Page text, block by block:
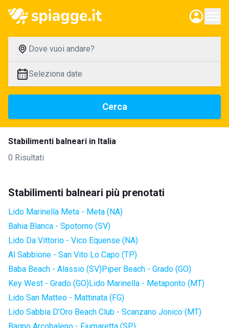
Dove vuoi andare?
Seleziona date
Cerca
Stabilimenti balneari in Italia
0 Risultati
Stabilimenti balneari più prenotati
Lido Marinella Meta - Meta (NA)
Bahia Blanca - Spotorno (SV)
Lido Da Vittorio - Vico Equense (NA)
Al Sabbione - San Vito Lo Capo (TP)
Baba Beach - Alassio (SV)Piper Beach - Grado (GO)
Key West - Grado (GO)Lido Marinella - Metaponto (MT)
Lido San Matteo - Mattinata (FG)
Lido Sabbia D'Oro Beach Club - Scanzano Jonico (MT)